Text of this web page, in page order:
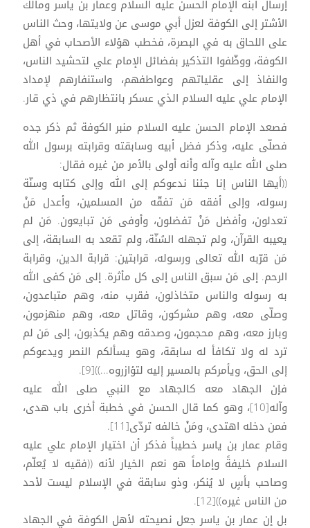
إرسال ابنه الإمام الحسن عليه السلام وعمار بن ياسر ومالك
الأشتر إلى الكوفة لعزل أبي موسى عن ولايتها، وحث الناس
على اللحاق به في البصرة، فخطب هؤلاء الأصحاب في أهل
الكوفة، ووظّفوا التذكير بفضائل الإمام علي لتحشيد الناس،
والنفاذ إلى عقلياتهم وعواطفهم، واستنفارهم لإمداد
الإمام علي عليه السلام الذي عسكر بانتظارهم في ذي قار.
فصعد الإمام الحسن عليه السلام منبر الكوفة ثم ذكر جده
فصلّى عليه، وذكر فضل أبيه وسابقته وقرابته برسول الله
صلى الله عليه وآله وأنه أولى بالأمر من غيره فقال:
((أيها الناس إنا جئنا ندعوكم إلى الله وإلى كتابه وسنّة
رسوله، وإلى أفقه مَن تفقّه من المسلمين، وأعدل مَنْ
تعدلون، وأفضل مَنْ تفضلون، وأوفى مَن تبايعون. مَن لم
يعيبه القرآن، ولم تجهله السُنّة، ولم تقعد به السابقة، إلى
مَن قرّبه الله تعالى ورسوله، قرابتين: قرابة الدين، وقرابة
الرحم. إلى مَن سبق الناس إلى كل مأثرة. إلى مَن كفى الله
به رسوله والناس متخاذلون، فقرب منه، وهم متباعدون،
وصلّى معه، وهم مشركون، وقاتل معه، وهم منهزمون،
وبارز معه، وهم محجمون، وصدقه وهم يكذبون، إلى مَن لم
ترد له ولا تكافأ له سابقة، وهو يسألكم النصر ويدعوكم
إلى الحق، ويأمركم بالمسير إليه لتؤازروه...))[9].
فإن الجهاد معه كالجهاد مع النبي صلى الله عليه
وآله[10]، وهو كما قال الحسن في خطبة أخرى باب هدى،
فمن دخله اهتدى، ومَنْ خالفه تردّى[11].
وقام عمار بن ياسر خطيباً فذكر أن اختيار الإمام علي عليه
السلام خليفةً وإماماً هو نعم الخيار لأنه ((فقيه لا يُعلّم،
وصاحب بأسٍ لا يُنكر، وذو سابقة في الإسلام ليست لأحد
من الناس غيره))[12].
بل إن عمار بن ياسر جعل نصيحته لأهل الكوفة في الجهاد